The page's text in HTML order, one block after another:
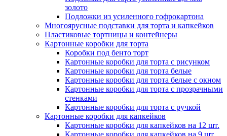
золото
Подложки из усиленного гофрокартона
Многоярусные подставки для торта и капкейков
Пластиковые тортницы и контейнеры
Картонные коробки для торта
Коробки под бенто торт
Картонные коробки для торта с рисунком
Картонные коробки для торта белые
Картонные коробки для торта белые с окном
Картонные коробки для торта с прозрачными
стенками
Картонные коробки для торта с ручкой
Картонные коробки для капкейков
Картонные коробки для капкейков на 12 шт.
Картонные коробки для капкейков на 9 шт.